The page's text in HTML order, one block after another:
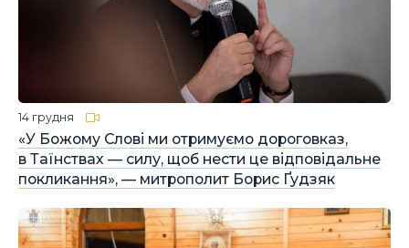
«У Божому Слові ми отримуємо дороговказ,
в Таїнствах — силу, щоб нести це відповідальне
покликання», — митрополит Борис Ґудзяк
14 грудня